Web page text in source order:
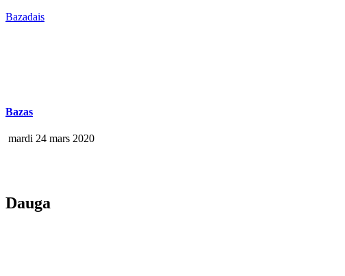
Bazadais
Bazas
mardi 24 mars 2020
Dauga